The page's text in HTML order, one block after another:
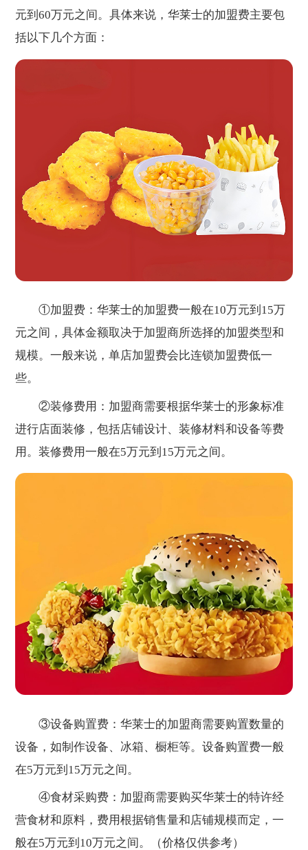
元到60万元之间。具体来说，华莱士的加盟费主要包
括以下几个方面：
①加盟费：华莱士的加盟费一般在10万元到15万
元之间，具体金额取决于加盟商所选择的加盟类型和
规模。一般来说，单店加盟费会比连锁加盟费低一
些。
②装修费用：加盟商需要根据华莱士的形象标准
进行店面装修，包括店铺设计、装修材料和设备等费
用。装修费用一般在5万元到15万元之间。
③设备购置费：华莱士的加盟商需要购置数量的
设备，如制作设备、冰箱、橱柜等。设备购置费一般
在5万元到15万元之间。
④食材采购费：加盟商需要购买华莱士的特许经
营食材和原料，费用根据销售量和店铺规模而定，一
般在5万元到10万元之间。（价格仅供参考）